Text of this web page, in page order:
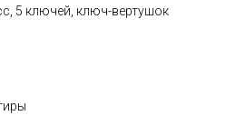
5 ключей, ключ-вертушок